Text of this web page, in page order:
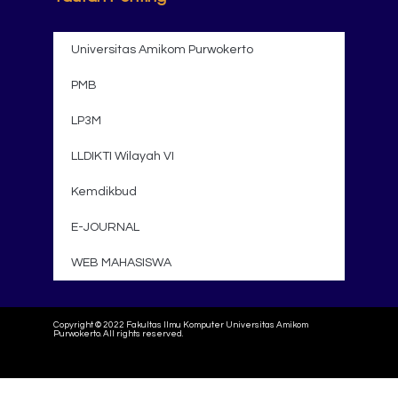
Universitas Amikom Purwokerto
PMB
LP3M
LLDIKTI Wilayah VI
Kemdikbud
E-JOURNAL
WEB MAHASISWA
Copyright © 2022 Fakultas Ilmu Komputer Universitas Amikom
Purwokerto. All rights reserved.